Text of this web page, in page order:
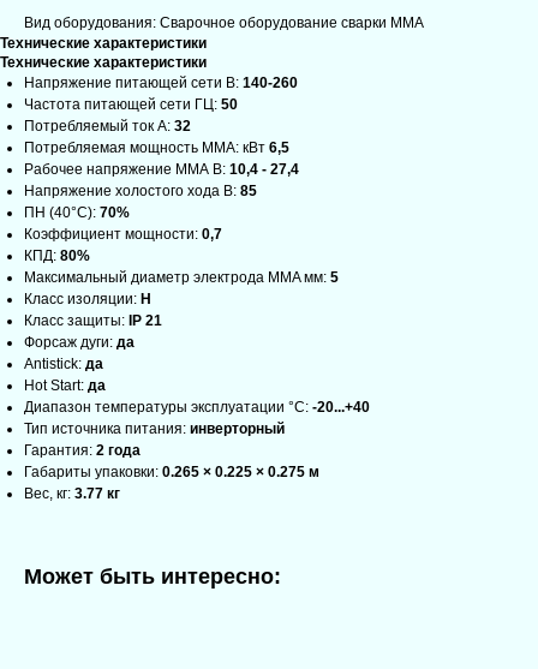
Вид оборудования: Сварочное оборудование сварки MMA
Технические характеристики
Технические характеристики
Напряжение питающей сети B: 140-260
Частота питающей сети ГЦ: 50
Потребляемый ток A: 32
Потребляемая мощность ММА: кВт 6,5
Рабочее напряжение ММА В: 10,4 - 27,4
Напряжение холостого хода В: 85
ПН (40°C): 70%
Коэффициент мощности: 0,7
КПД: 80%
Максимальный диаметр электрода MMA мм: 5
Класс изоляции: Н
Класс защиты: IP 21
Форсаж дуги: да
Antistick: да
Hot Start: да
Диапазон температуры эксплуатации °С: -20...+40
Тип источника питания: инверторный
Гарантия: 2 года
Габариты упаковки: 0.265 × 0.225 × 0.275 м
Вес, кг: 3.77 кг
Может быть интересно: